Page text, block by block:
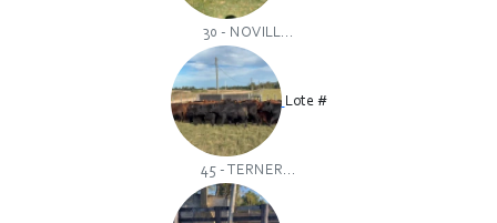
30 - NOVILL...
Lote #
45 - TERNER...